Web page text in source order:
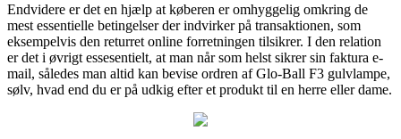
Endvidere er det en hjælp at køberen er omhyggelig omkring de
mest essentielle betingelser der indvirker på transaktionen, som
eksempelvis den returret online forretningen tilsikrer. I den relation
er det i øvrigt essesentielt, at man når som helst sikrer sin faktura e-
mail, således man altid kan bevise ordren af Glo-Ball F3 gulvlampe,
sølv, hvad end du er på udkig efter et produkt til en herre eller dame.